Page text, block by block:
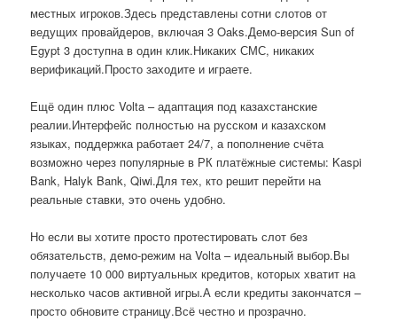
местных игроков.Здесь представлены сотни слотов от
ведущих провайдеров, включая 3 Oaks.Демо-версия Sun of
Egypt 3 доступна в один клик.Никаких СМС, никаких
верификаций.Просто заходите и играете.
Ещё один плюс Volta – адаптация под казахстанские
реалии.Интерфейс полностью на русском и казахском
языках, поддержка работает 24/7, а пополнение счёта
возможно через популярные в РК платёжные системы: Kaspi
Bank, Halyk Bank, Qiwi.Для тех, кто решит перейти на
реальные ставки, это очень удобно.
Но если вы хотите просто протестировать слот без
обязательств, демо-режим на Volta – идеальный выбор.Вы
получаете 10 000 виртуальных кредитов, которых хватит на
несколько часов активной игры.А если кредиты закончатся –
просто обновите страницу.Всё честно и прозрачно.